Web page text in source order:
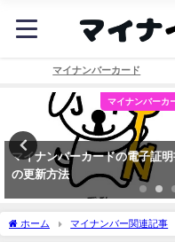
マイナンバーカード
マイナンバーカ
マイナンバーカードの電子証明
の更新方法
ホーム マイナンバー関連記事